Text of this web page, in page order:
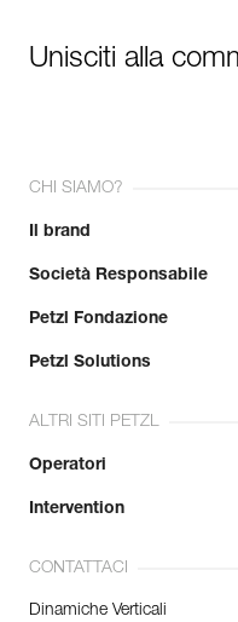
Unisciti alla
CHI SIAMO?
Il brand
Società Responsabile
Petzl Fondazione
Petzl Solutions
ALTRI SITI PETZL
Operatori
Intervention
CONTATTACI
Dinamiche Verticali